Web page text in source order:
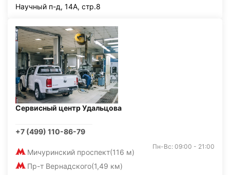
Научный п-д, 14А, стр.8
Сервисный центр Удальцова
+7 (499) 110-86-79
Мичуринский проспект(116 м)
Пр-т Вернадского(1,49 км)
Пн-Вс: 09:00 - 21:00